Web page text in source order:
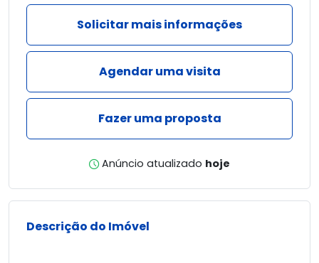
Solicitar mais informações
Agendar uma visita
Fazer uma proposta
Anúncio atualizado hoje
Descrição do Imóvel